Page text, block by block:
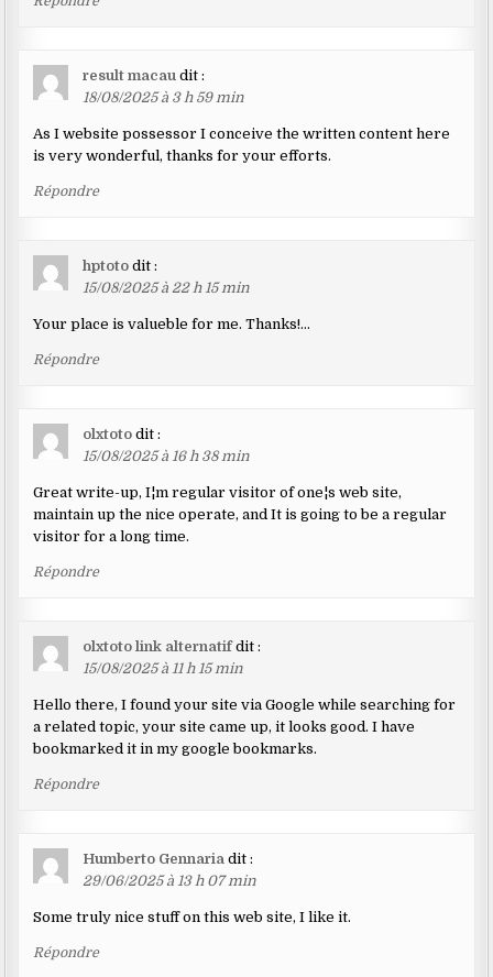
result macau dit :
18/08/2025 à 3 h 59 min
As I website possessor I conceive the written content here
is very wonderful, thanks for your efforts.
Répondre
hptoto dit :
15/08/2025 à 22 h 15 min
Your place is valueble for me. Thanks!…
Répondre
olxtoto dit :
15/08/2025 à 16 h 38 min
Great write-up, I¦m regular visitor of one¦s web site,
maintain up the nice operate, and It is going to be a regular
visitor for a long time.
Répondre
olxtoto link alternatif dit :
15/08/2025 à 11 h 15 min
Hello there, I found your site via Google while searching for
a related topic, your site came up, it looks good. I have
bookmarked it in my google bookmarks.
Répondre
Humberto Gennaria dit :
29/06/2025 à 13 h 07 min
Some truly nice stuff on this web site, I like it.
Répondre